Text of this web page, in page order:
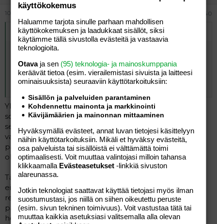
10.06.2026 #40
Alkuperäinen kirjoittajavierailija:
Mikään sovinismi tai naisten alistaminen ja sortaminen ei
ole "parempaa".
Muista se, kun seuraavan kerran täällä yrität mollata
Yleensä ne yhteiskunnat, jotka sortavat naisia ja lapsia,
sortavat myös miehiä. Ne ovat diktatuureja ja
sellaistahan Trumpkin ajaa. Vallan huipulla kahmitaan
vain rahaa omiin taskuihin. Naiset ovat miesten
palvelijoita ja alamaisia, ellei sitten jokunen vaimokin
ohjaile taustalta rahoja myös omiin taskuihinsa.
Tähän tyyliin maailma on aina pyörinyt enimmäkseen
eikä se näytä siitä muuttuneen. Välillä jossain on vähän
reilumpaa meininkiä, mutta sitten vanhat tavat taas
pääsevät vallalle, kun joku onnistuu lietsomaan
heikompiälyisintä kansanosaa.
käyttökokemus
Haluamme tarjota sinulle parhaan mahdollisen
käyttökokemuksen ja laadukkaat sisällöt, siksi
käytämme tällä sivustolla evästeitä ja vastaavia
teknologioita.
Otavaja sen (95) teknologia- ja mainoskumppania
keräävät tietoa (esim. vierailemis­tasi sivuista ja laitteesi
ominaisuuk­sista) seuraaviin käyttötarkoituksiin:
Sisällön ja palveluiden parantaminen
Kohdennettu mainonta ja markkinointi
Kävijämäärien ja mainonnan mittaaminen
Hyväksymällä evästeet, annat luvan tietojesi käsittelyyn
näihin käyttötarkoituksiin. Mikäli et hyväksy evästeitä,
osa palveluista tai sisällöistä ei välttämättä toimi
optimaalisesti. Voit muuttaa valintojasi milloin tahansa
klikkaamalla Evästeasetukset -linkkiä sivuston
alareunassa.
Jotkin teknologiat saattavat käyttää tietojasi myös ilman
suostumustasi, jos niillä on siihen oikeutettu peruste
(esim. sivun tekninen toimivuus). Voit vastustaa tätä tai
muuttaa kaikkia asetuksiasi valitsemalla alla olevan